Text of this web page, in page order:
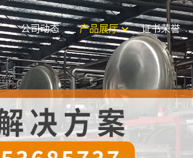
公司动态 产品展厅 证书荣誉